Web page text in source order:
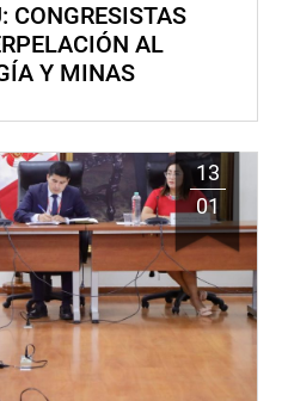
CONGRESISTAS
AL
Y MINAS
13
01